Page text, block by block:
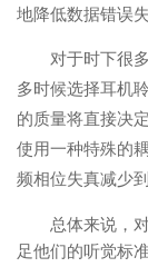
地降低数据错误失
对于时下很
多时候选择耳机
的质量将直接决
使用一种特殊的
频相位失真减少到
总体来说，
足他们的听觉标